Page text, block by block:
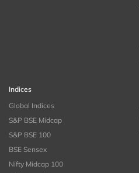
Indices
Global Indices
S&P BSE Midcap
S&P BSE 100
BSE Sensex
Nifty Midcap 100